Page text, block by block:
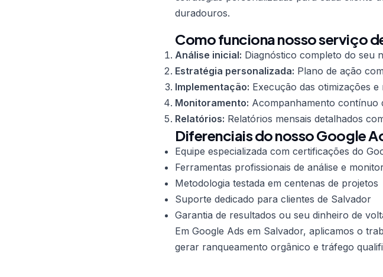
duradouros.
Como funciona nosso serviço
Análise inicial: Diagnóstico completo do seu
Estratégia personalizada: Plano de ação
Implementação: Execução das otimizações e
Monitoramento: Acompanhamento contínuo
Relatórios: Relatórios mensais detalhados
Diferenciais do nosso Google
Equipe especializada com certificações do
Ferramentas profissionais de análise e
Metodologia testada em centenas de projetos
Suporte dedicado para clientes de Salvador
Garantia de resultados ou seu dinheiro de
Em Google Ads em Salvador, aplicamos o
gerar ranqueamento orgânico e tráfego